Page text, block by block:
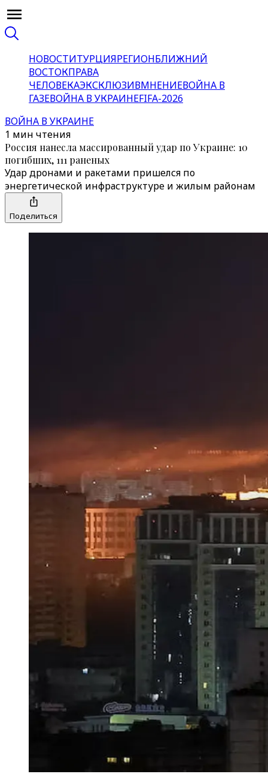
НОВОСТИТУРЦИЯРЕГИОНБЛИЖНИЙ
ВОСТОКПРАВА
ЧЕЛОВЕКАЭКСКЛЮЗИВМНЕНИЕВОЙНА В
ГАЗЕВОЙНА В УКРАИНЕFIFA-2026
ВОЙНА В УКРАИНЕ
1 мин чтения
Россия нанесла массированный удар по Украине: 10
погибших, 111 раненых
Удар дронами и ракетами пришелся по
энергетической инфраструктуре и жилым районам
Поделиться